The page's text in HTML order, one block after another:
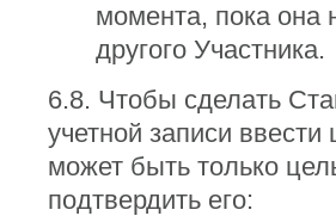
момента, пока она
другого Участника.
6.8. Чтобы сделать
учетной записи
может быть только
подтвердить его: